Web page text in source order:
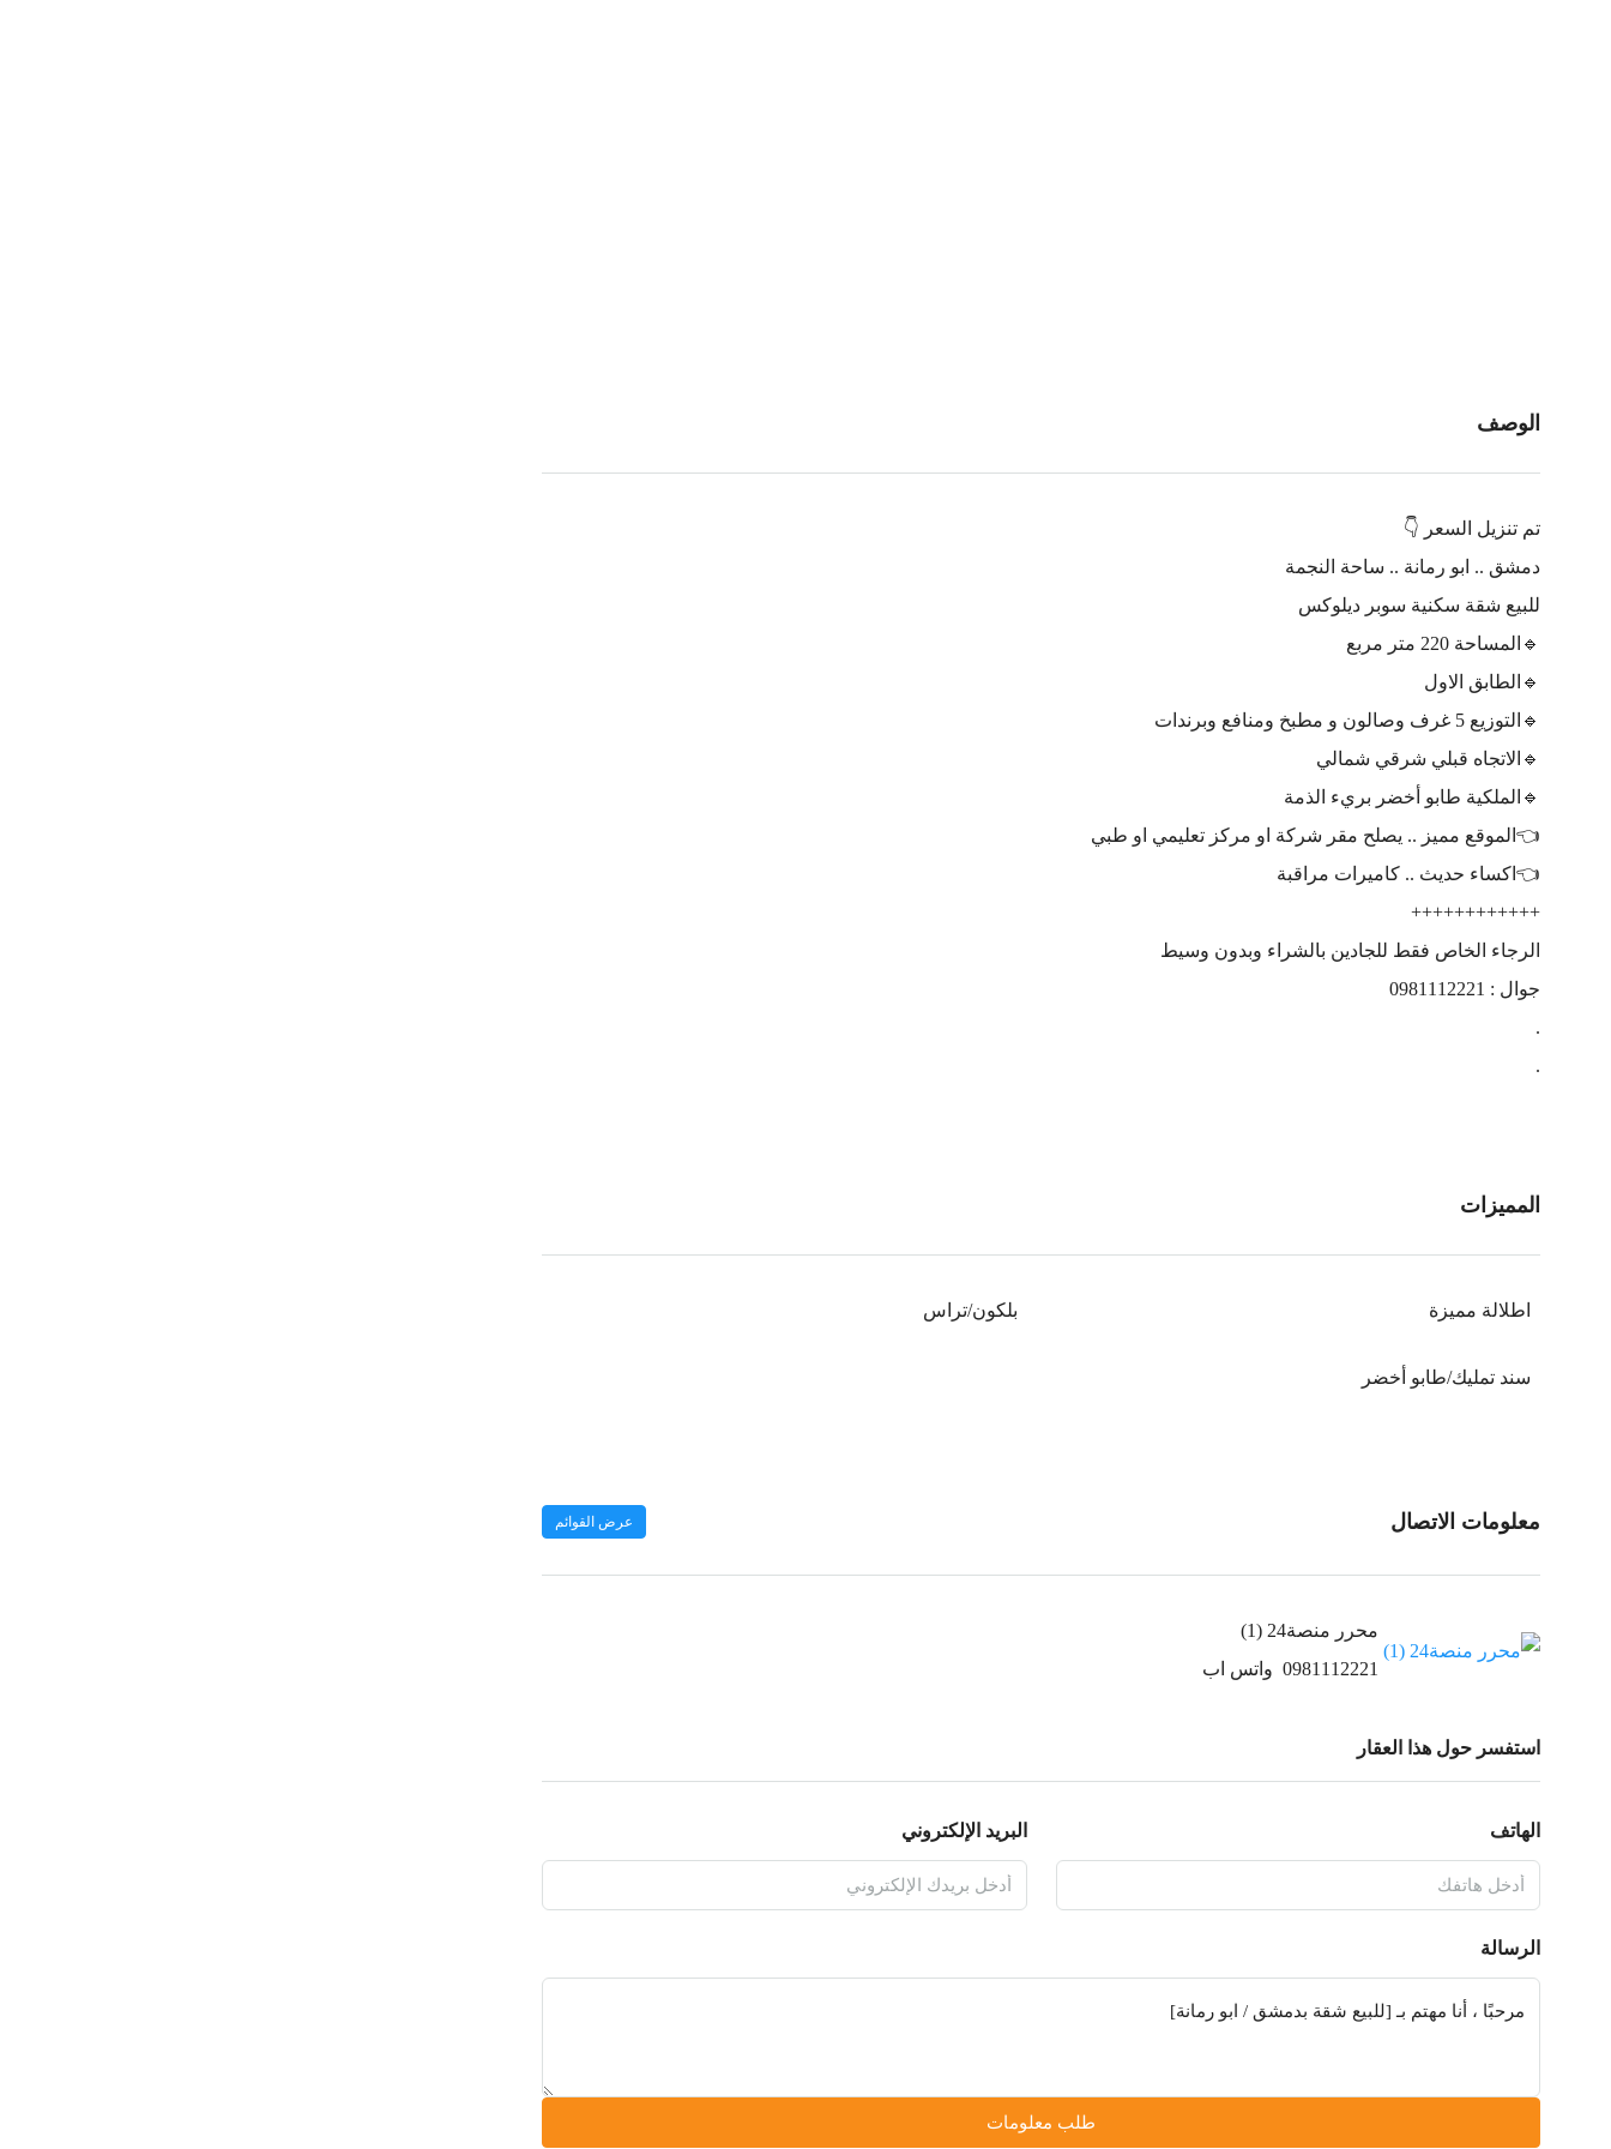
الوصف
تم تنزيل السعر 👇
دمشق .. ابو رمانة .. ساحة النجمة
للبيع شقة سكنية سوبر ديلوكس
🔹️المساحة 220 متر مربع
🔹️الطابق الاول
🔹️التوزيع 5 غرف وصالون و مطبخ ومنافع وبرندات
🔹️الاتجاه قبلي شرقي شمالي
🔹️الملكية طابو أخضر بريء الذمة
👈الموقع مميز .. يصلح مقر شركة او مركز تعليمي او طبي
👈اكساء حديث .. كاميرات مراقبة
++++++++++++
الرجاء الخاص فقط للجادين بالشراء وبدون وسيط
جوال : 0981112221
.
.
المميزات
اطلالة مميزة بلكون/تراس
سند تمليك/طابو أخضر
معلومات الاتصال عرض القوائم
محرر منصة24 (1)
0981112221 واتس اب
استفسر حول هذا العقار
الهاتف البريد الإلكتروني
الرسالة
طلب معلومات